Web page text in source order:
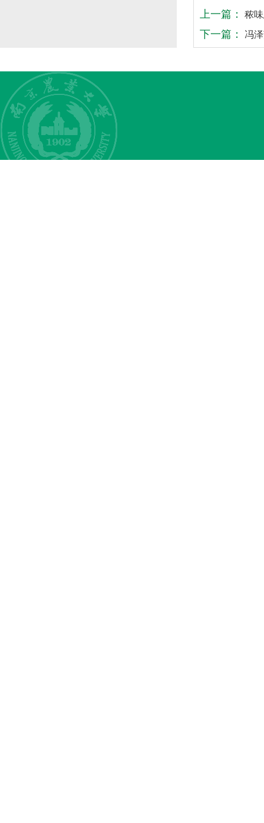
上一篇： 秾
下一篇： 冯